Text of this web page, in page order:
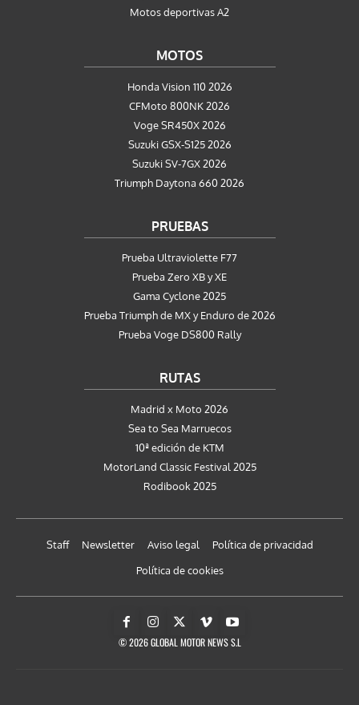
Motos deportivas A2
MOTOS
Honda Vision 110 2026
CFMoto 800NK 2026
Voge SR450X 2026
Suzuki GSX-S125 2026
Suzuki SV-7GX 2026
Triumph Daytona 660 2026
PRUEBAS
Prueba Ultraviolette F77
Prueba Zero XB y XE
Gama Cyclone 2025
Prueba Triumph de MX y Enduro de 2026
Prueba Voge DS800 Rally
RUTAS
Madrid x Moto 2026
Sea to Sea Marruecos
10ª edición de KTM
MotorLand Classic Festival 2025
Rodibook 2025
Staff Newsletter Aviso legal
Política de privacidad
Política de cookies
© 2026 GLOBAL MOTOR NEWS S.L